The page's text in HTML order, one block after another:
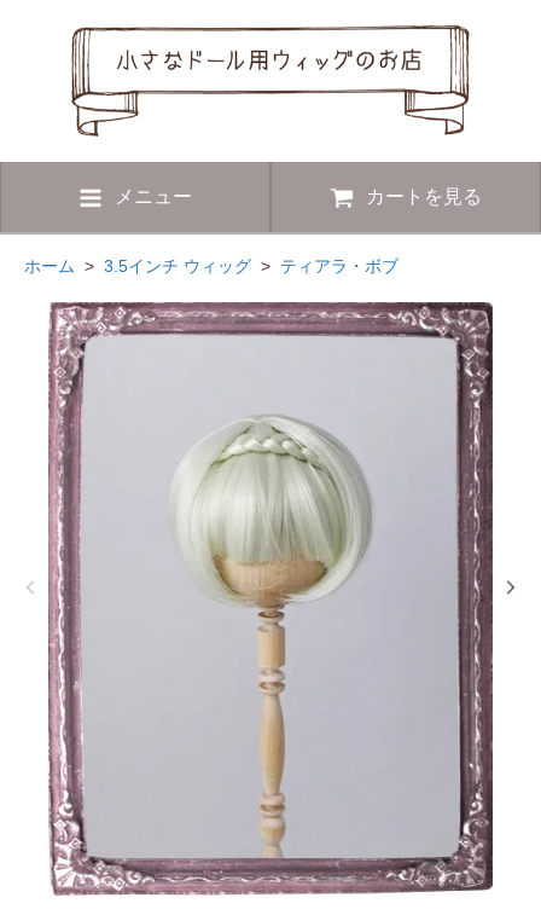
メニュー カートを見る
ホーム > 3.5インチ ウィッグ > ティアラ・ボブ